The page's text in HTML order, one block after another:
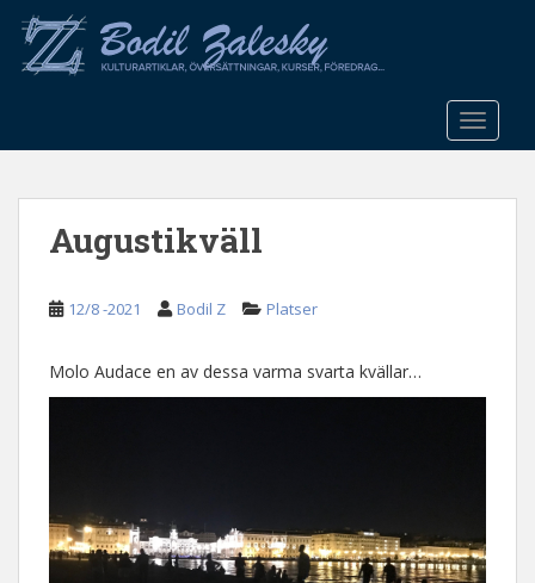
o
Augustikväll
12/8 -2021 Bodil Z Platser
Molo Audace en av dessa varma svarta kvällar…